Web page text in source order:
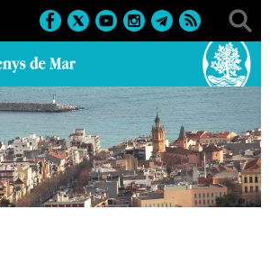
16-04-
> 2010 > Activitats literàries